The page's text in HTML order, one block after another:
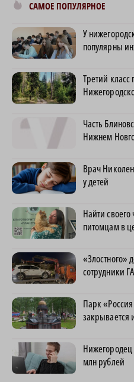
САМОЕ ПОПУЛЯРНОЕ
У
популярны
Третий класс
Часть
Нижнем
Врач
у детей
Найти
питомцам в
«Злостного»
сотрудники
Парк
закрывается
млн рублей